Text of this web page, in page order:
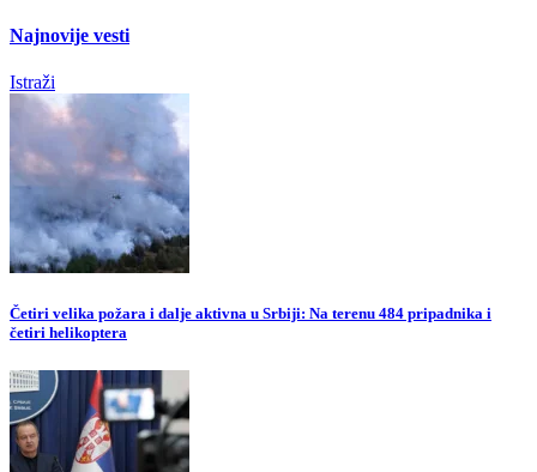
Najnovije vesti
Istraži
Četiri velika požara i dalje aktivna u Srbiji: Na terenu 484 pripadnika i
četiri helikoptera